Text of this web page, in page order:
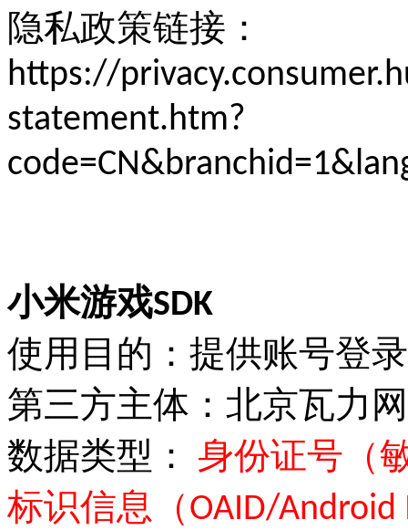
隐私政策链接：
https://
statement.htm?
小米游戏SDK
使用目的：提供账号登
第三方主体：北京瓦力
数据类型：
身份证号（
标识信息（OAID/